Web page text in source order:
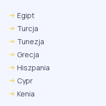
Egipt
Turcja
Tunezja
Grecja
Hiszpania
Cypr
Kenia